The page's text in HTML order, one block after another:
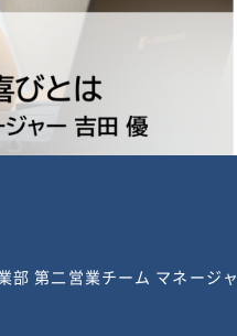
部 第二営業チーム マネージャ